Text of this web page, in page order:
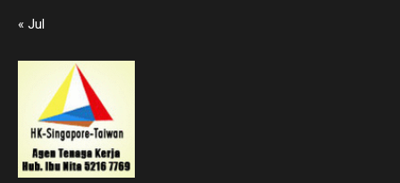
« Jul